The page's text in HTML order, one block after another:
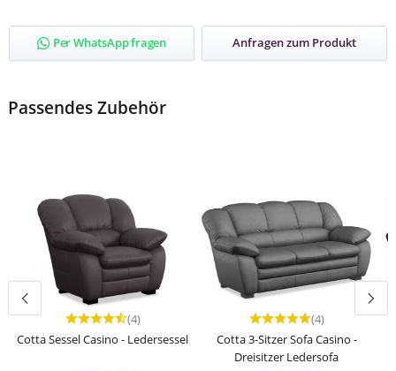
Per WhatsApp fragen Anfragen zum Produkt
Passendes Zubehör
Durchschnittliche Bewertung von 4.75 von 5 Sternen
(4)
Cotta Sessel Casino - Ledersessel
Durchschnittliche
(4)
Cotta 3-Sitzer Sofa Casino -
Dreisitzer Ledersofa